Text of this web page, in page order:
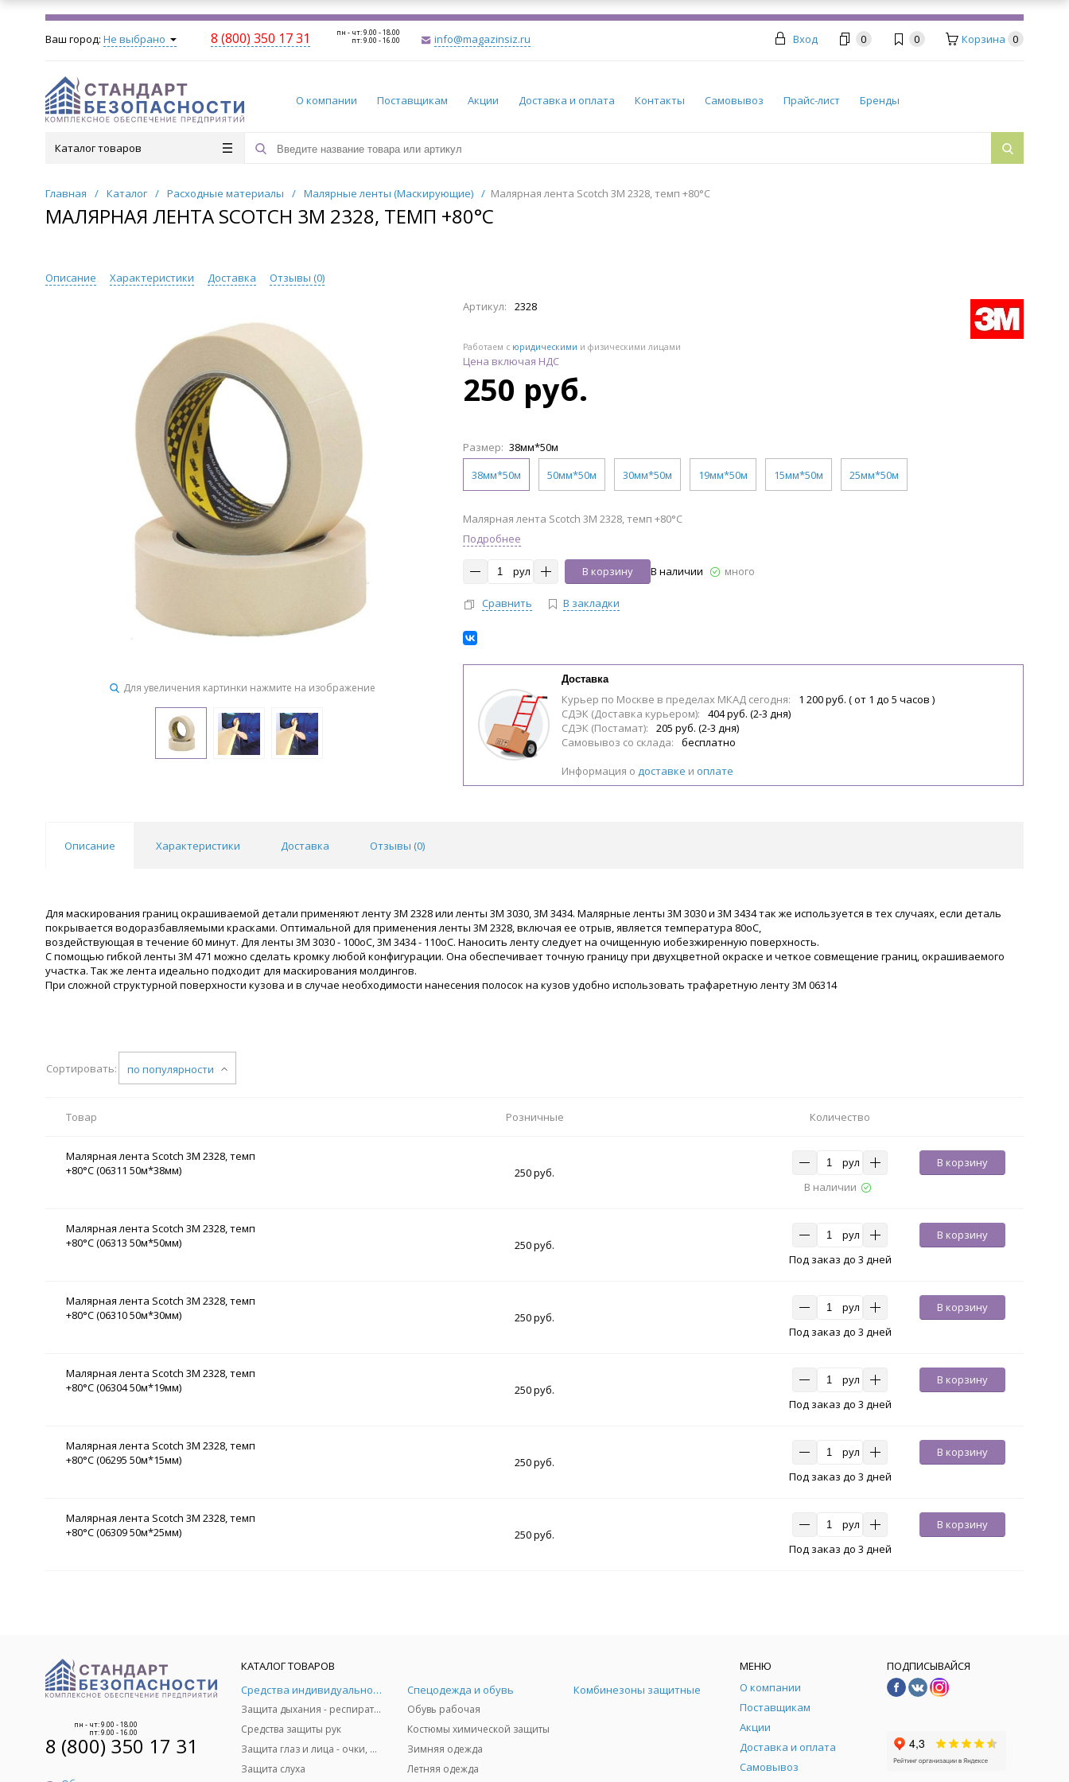
Ваш город: Не выбрано 8 (800) 350 17 31 пн - чт: 9.00 - 18.00
пт: 9.00 - 16.00 info@magazinsiz.ru Вход 0 0 Корзина 0
О компании Поставщикам Акции Доставка и оплата Контакты Самовывоз Прайс-лист Бренды
Каталог товаров
Главная / Каталог / Расходные материалы / Малярные ленты (Маскирующие) / Малярная лента Scotch 3М 2328, темп +80°C
МАЛЯРНАЯ ЛЕНТА SCOTCH 3М 2328, ТЕМП +80°C
Описание Характеристики Доставка Отзывы (0)
Для увеличения картинки нажмите на изображение
Артикул: 2328
Работаем с юридическими и физическими лицами
Цена включая НДС
250 руб.
Размер: 38мм*50м
38мм*50м
50мм*50м 30мм*50м 19мм*50м 15мм*50м 25мм*50м
Малярная лента Scotch 3М 2328, темп +80°C
Подробнее
рул В корзину В наличии много
Сравнить В закладки
Доставка
Курьер по Москве в пределах МКАД сегодня:
1 200 руб. ( от 1 до 5 часов )
СДЭК (Доставка курьером):
404 руб. (2-3 дня)
СДЭК (Постамат):
205 руб. (2-3 дня)
Самовывоз со склада:
бесплатно
Информация о доставке и оплате
Описание Характеристики Доставка Отзывы (0)
Для маскирования границ окрашиваемой детали применяют ленту 3М 2328 или ленты 3М 3030, 3М 3434. Малярные ленты 3М 3030 и 3М 3434 так же используется в тех случаях, если деталь
покрывается водоразбавляемыми красками. Оптимальной для применения ленты 3М 2328, включая ее отрыв, является температура 80оС,
воздействующая в течение 60 минут. Для ленты 3М 3030 - 100оС, 3М 3434 - 110оС. Наносить ленту следует на очищенную иобезжиренную поверхность.
С помощью гибкой ленты 3М 471 можно сделать кромку любой конфигурации. Она обеспечивает точную границу при двухцветной окраске и четкое совмещение границ, окрашиваемого
участка. Так же лента идеально подходит для маскирования молдингов.
При сложной структурной поверхности кузова и в случае необходимости нанесения полосок на кузов удобно использовать трафаретную ленту 3М 06314
Сортировать: по популярности
Товар Розничные Количество
Малярная лента Scotch 3М 2328, темп
+80°C (06311 50м*38мм)
250 руб.
рул
В корзину
В наличии
Малярная лента Scotch 3М 2328, темп
+80°C (06313 50м*50мм)
250 руб.
рул
В корзину
Под заказ до 3 дней
Малярная лента Scotch 3М 2328, темп
+80°C (06310 50м*30мм)
250 руб.
рул
В корзину
Под заказ до 3 дней
Малярная лента Scotch 3М 2328, темп
+80°C (06304 50м*19мм)
250 руб.
рул
В корзину
Под заказ до 3 дней
Малярная лента Scotch 3М 2328, темп
+80°C (06295 50м*15мм)
250 руб.
рул
В корзину
Под заказ до 3 дней
Малярная лента Scotch 3М 2328, темп
+80°C (06309 50м*25мм)
250 руб.
рул
В корзину
Под заказ до 3 дней
пн - чт: 9.00 - 18.00
пт: 9.00 - 16.00
8 (800) 350 17 31
КАТАЛОГ ТОВАРОВ
Средства индивидуальной защиты
Защита дыхания - респираторы, противогазы, фильтры, дозиметры
Средства защиты рук
Защита глаз и лица - очки, щитки
Защита слуха
Спецодежда и обувь
Обувь рабочая
Костюмы химической защиты
Зимняя одежда
Летняя одежда
Комбинезоны защитные
МЕНЮ
О компании
Поставщикам
Акции
Доставка и оплата
Самовывоз
ПОДПИСЫВАЙСЯ